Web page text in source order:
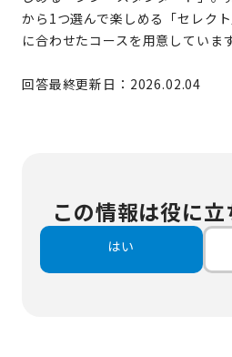
から1つ選んで楽しめる「セレク
に合わせたコースを用意しています
回答最終更新日：2026.02.04
この情報は役に
はい